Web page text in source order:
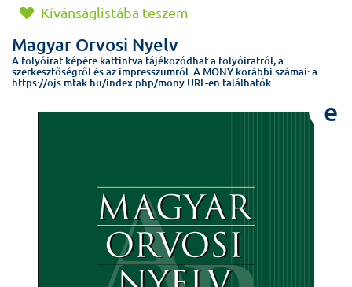
Kívánságlistába teszem
Magyar Orvosi Nyelv
A folyóirat képére kattintva tájékozódhat a folyóiratról, a
szerkesztőségről és az impresszumról. A MONY korábbi számai: a
https://ojs.mtak.hu/index.php/mony URL-en találhatók
e